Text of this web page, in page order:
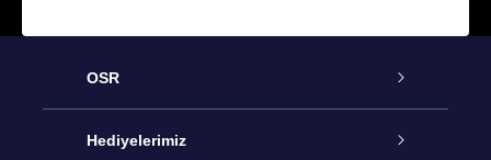
OSR
Hizmet
Hediyelerimiz